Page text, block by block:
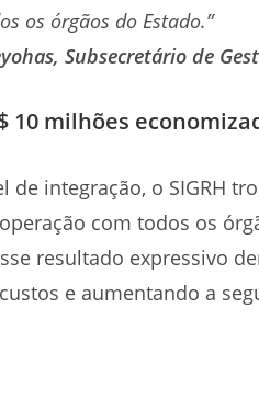
os órgãos do Estado.”
Subsecretário de
10 milhões
de integração, o SIGRH
com todos os
resultado expressivo
e aumentando a